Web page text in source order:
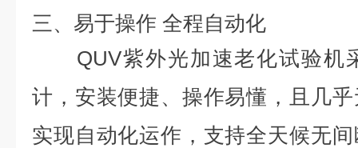
三、易于操作 全程自动化
QUV紫外光加速老化试验机
计，安装便捷、操作易懂，且几
实现自动化运作，支持全天候无